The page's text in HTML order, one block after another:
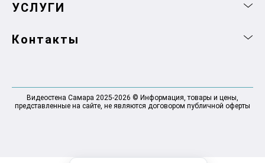
УСЛУГИ
Контакты
Видеостена Самара 2025-2026 © Информация, товары и цены,
представленные на сайте, не являются договором публичной оферты